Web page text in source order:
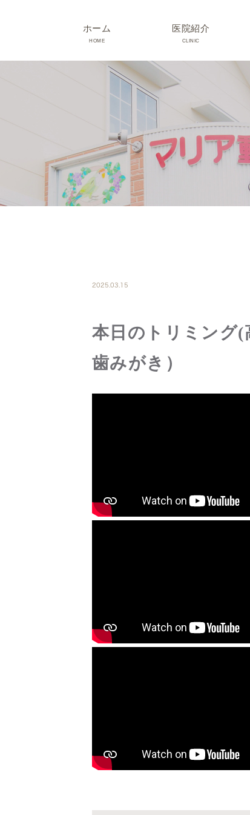
ホーム
HOME
医院紹介
CLINIC
院長･スタッフ紹介
診療時間･アクセス
院内紹介･初診の方へ
医院設備
2025.03.15
本日のトリミング(
歯みがき）